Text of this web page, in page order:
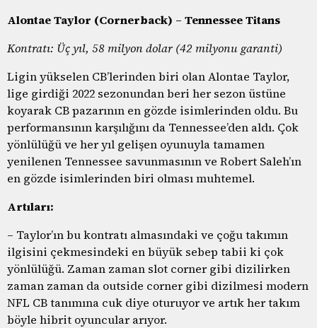
Alontae Taylor (Cornerback) – Tennessee Titans
Kontratı: Üç yıl, 58 milyon dolar (42 milyonu garanti)
Ligin yükselen CB’lerinden biri olan Alontae Taylor,
lige girdiği 2022 sezonundan beri her sezon üstüne
koyarak CB pazarının en gözde isimlerinden oldu. Bu
performansının karşılığını da Tennessee’den aldı. Çok
yönlülüğü ve her yıl gelişen oyunuyla tamamen
yenilenen Tennessee savunmasının ve Robert Saleh’ın
en gözde isimlerinden biri olması muhtemel.
Artıları:
– Taylor’ın bu kontratı almasındaki ve çoğu takımın
ilgisini çekmesindeki en büyük sebep tabii ki çok
yönlülüğü. Zaman zaman slot corner gibi dizilirken
zaman zaman da outside corner gibi dizilmesi modern
NFL CB tanımına cuk diye oturuyor ve artık her takım
böyle hibrit oyuncular arıyor.